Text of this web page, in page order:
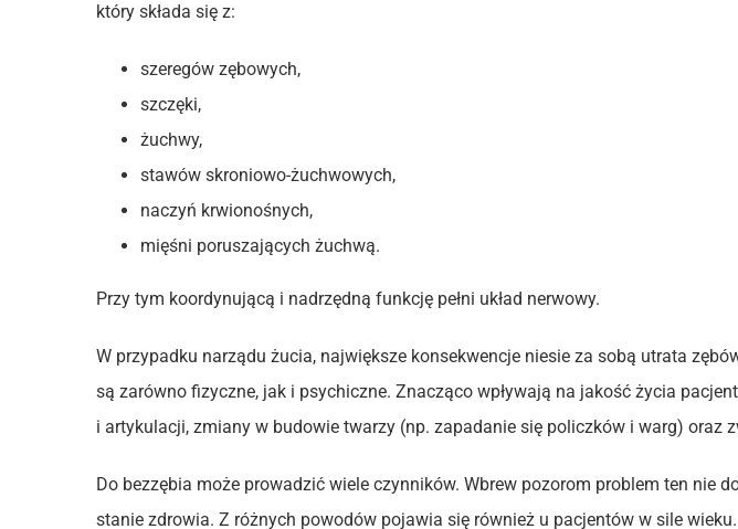
który składa się z:
szeregów zębowych,
szczęki,
żuchwy,
stawów skroniowo-żuchwowych,
naczyń krwionośnych,
mięśni poruszających żuchwą.
Przy tym koordynującą i nadrzędną funkcję pełni układ nerwowy.
W przypadku narządu żucia, największe konsekwencje niesie za sobą utrata
są zarówno fizyczne, jak i psychiczne. Znacząco wpływają na jakość życia
i artykulacji, zmiany w budowie twarzy (np. zapadanie się policzków i warg) oraz
Do bezzębia może prowadzić wiele czynników. Wbrew pozorom problem ten nie
stanie zdrowia. Z różnych powodów pojawia się również u pacjentów w sile wieku.